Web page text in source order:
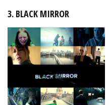
3. BLACK MIRROR